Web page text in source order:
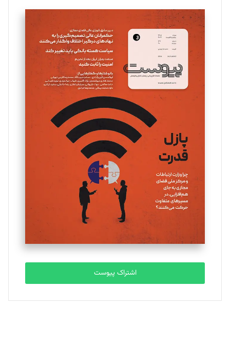
تحریریه
سروش کرمیان
تحریریه
مینا پاکدل
یسنا امان‌پور
تحریریه
ملینا جعفری
تحریریه
مصطفی مسجدی آرانی
تحریریه
بابک نقاش
تحریریه
اشتراک پیوست